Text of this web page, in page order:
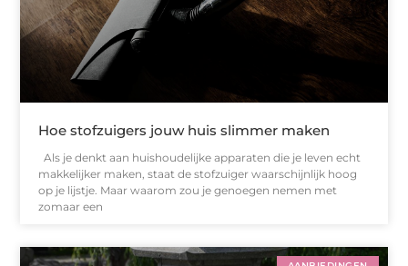
Hoe stofzuigers jouw huis slimmer maken
Als je denkt aan huishoudelijke apparaten die je leven echt
makkelijker maken, staat de stofzuiger waarschijnlijk hoog
op je lijstje. Maar waarom zou je genoegen nemen met
zomaar een